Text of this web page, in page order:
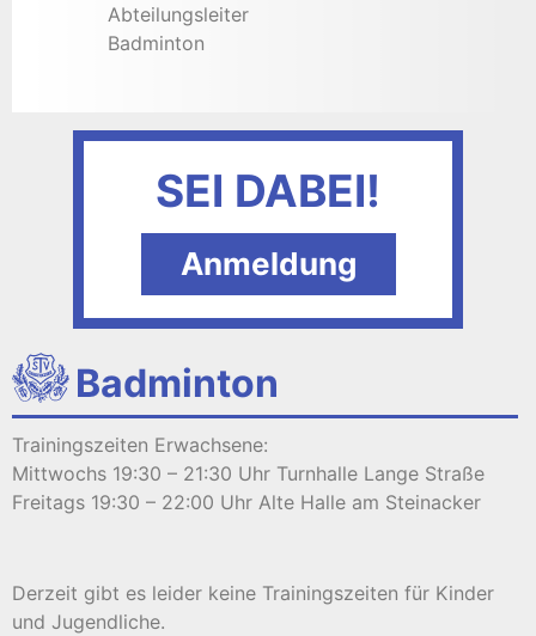
Badminton
Trainingszeiten Erwachsene:
Mittwochs 19:30 – 21:30 Uhr Turnhalle Lange Straße
Freitags 19:30 – 22:00 Uhr Alte Halle am Steinacker
Derzeit gibt es leider keine Trainingszeiten für Kinder
und Jugendliche.
Abteilungsleiter
Badminton
SEI DABEI!
Anmeldung